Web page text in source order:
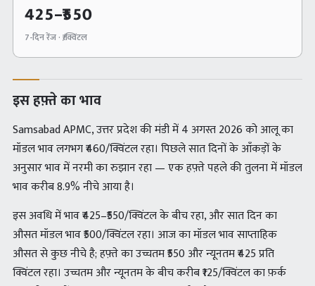
425–₹550
7-दिन रेंज · ₹/क्विंटल
इस हफ़्ते का भाव
Samsabad APMC, उत्तर प्रदेश की मंडी में 4 अगस्त 2026 को आलू का
मॉडल भाव लगभग ₹460/क्विंटल रहा। पिछले सात दिनों के आँकड़ों के
अनुसार भाव में नरमी का रुझान रहा — एक हफ़्ते पहले की तुलना में मॉडल
भाव करीब 8.9% नीचे आया है।
इस अवधि में भाव ₹425–₹550/क्विंटल के बीच रहा, और सात दिन का
औसत मॉडल भाव ₹500/क्विंटल रहा। आज का मॉडल भाव साप्ताहिक
औसत से कुछ नीचे है; हफ़्ते का उच्चतम ₹550 और न्यूनतम ₹425 प्रति
क्विंटल रहा। उच्चतम और न्यूनतम के बीच करीब ₹125/क्विंटल का फ़र्क